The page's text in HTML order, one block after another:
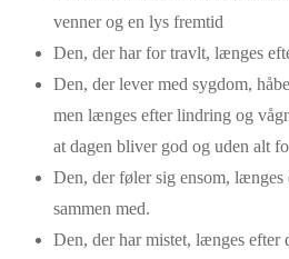
venner og en lys fremtid
Den, der har for travlt, længes
Den, der lever med sygdom,
men længes efter lindring og
at dagen bliver god og uden alt
Den, der føler sig ensom, længes
sammen med.
Den, der har mistet, længes efter